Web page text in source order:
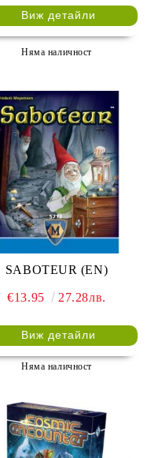
Виж детайли
Няма наличност
SABOTEUR (EN)
€13.95 27.28лв.
Виж детайли
Няма наличност